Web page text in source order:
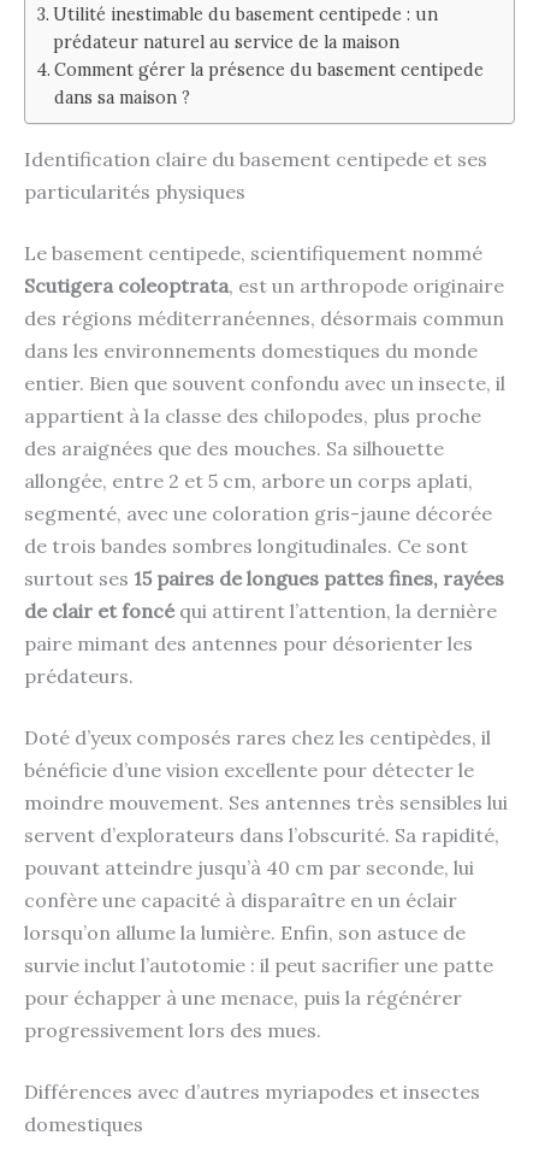
Utilité inestimable du basement centipede : un
prédateur naturel au service de la maison
Comment gérer la présence du basement centipede
dans sa maison ?
Identification claire du basement centipede et ses
particularités physiques
Le basement centipede, scientifiquement nommé
Scutigera coleoptrata, est un arthropode originaire
des régions méditerranéennes, désormais commun
dans les environnements domestiques du monde
entier. Bien que souvent confondu avec un insecte, il
appartient à la classe des chilopodes, plus proche
des araignées que des mouches. Sa silhouette
allongée, entre 2 et 5 cm, arbore un corps aplati,
segmenté, avec une coloration gris-jaune décorée
de trois bandes sombres longitudinales. Ce sont
surtout ses 15 paires de longues pattes fines, rayées
de clair et foncéqui attirent l’attention, la dernière
paire mimant des antennes pour désorienter les
prédateurs.
Doté d’yeux composés rares chez les centipèdes, il
bénéficie d’une vision excellente pour détecter le
moindre mouvement. Ses antennes très sensibles lui
servent d’explorateurs dans l’obscurité. Sa rapidité,
pouvant atteindre jusqu’à 40 cm par seconde, lui
confère une capacité à disparaître en un éclair
lorsqu’on allume la lumière. Enfin, son astuce de
survie inclut l’autotomie : il peut sacrifier une patte
pour échapper à une menace, puis la régénérer
progressivement lors des mues.
Différences avec d’autres myriapodes et insectes
domestiques